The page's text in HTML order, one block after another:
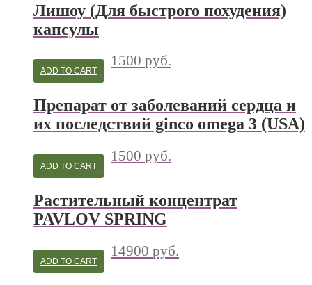
Лишоу (Для быстрого похудения)
капсулы
1500 руб.
ADD TO CART
Препарат от заболеваний сердца и
их последствий ginco omega 3 (USA)
1500 руб.
ADD TO CART
Растительный концентрат
PAVLOV SPRING
14900 руб.
ADD TO CART